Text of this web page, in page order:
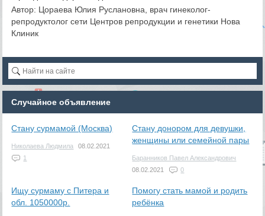
Автор: Цораева Юлия Руслановна, врач гинеколог-
репродуктолог сети Центров репродукции и генетики Нова
Клиник
Случайное объявление
Стану сурмамой (Москва)
Николаева Людмила
08.02.2021
1
Стану донором для девушки,
женщины или семейной пары
Баранников Павел Александрович
08.02.2021
0
Ищу сурмаму с Питера и
обл. 1050000р.
Помогу стать мамой и родить
ребёнка